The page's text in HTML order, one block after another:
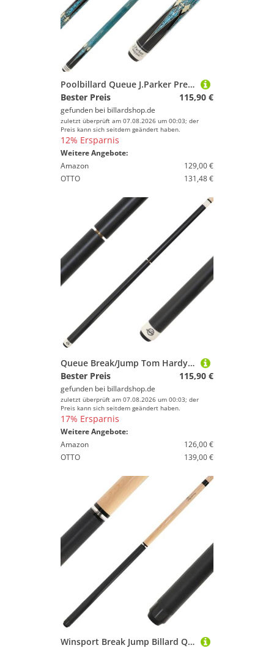
Poolbillard Queue J.Parker Premium Magic
Bester Preis
115,90 €
gefunden bei billardshop.de
zuletzt überprüft am 07.08.2026 um 00:03; der
Preis kann sich seitdem geändert haben.
12% Ersparnis
Weitere Angebote:
Amazon
129,00 €
OTTO
131,48 €
Queue Break/Jump Tom Hardy Blacky
Bester Preis
115,90 €
gefunden bei billardshop.de
zuletzt überprüft am 07.08.2026 um 00:03; der
Preis kann sich seitdem geändert haben.
17% Ersparnis
Weitere Angebote:
Amazon
126,00 €
OTTO
139,00 €
Winsport Break Jump Billard Queue Golden West, 3 teilig für Power Anstoß und Jump Stöße, Anstoß Queue, Edelstahl Schnellverschluss, Jump Cue, Break Billardqueue, 14 mm Spitze aus extrahartem Kunstharz